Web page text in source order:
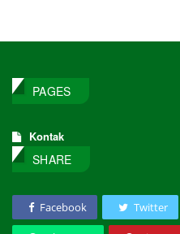
PAGES
Kontak
SHARE
Facebook Twitter